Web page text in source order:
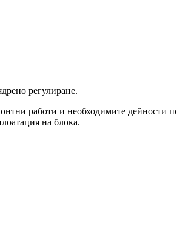
регулиране.
работи и необходимите дейности
на блока.